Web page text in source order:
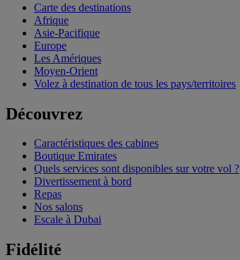
Carte des destinations
Afrique
Asie-Pacifique
Europe
Les Amériques
Moyen-Orient
Volez à destination de tous les pays/territoires
Découvrez
Caractéristiques des cabines
Boutique Emirates
Quels services sont disponibles sur votre vol ?
Divertissement à bord
Repas
Nos salons
Escale à Dubai
Fidélité